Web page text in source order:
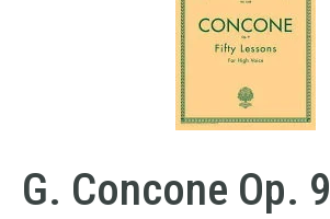
G. Concone Op. 9